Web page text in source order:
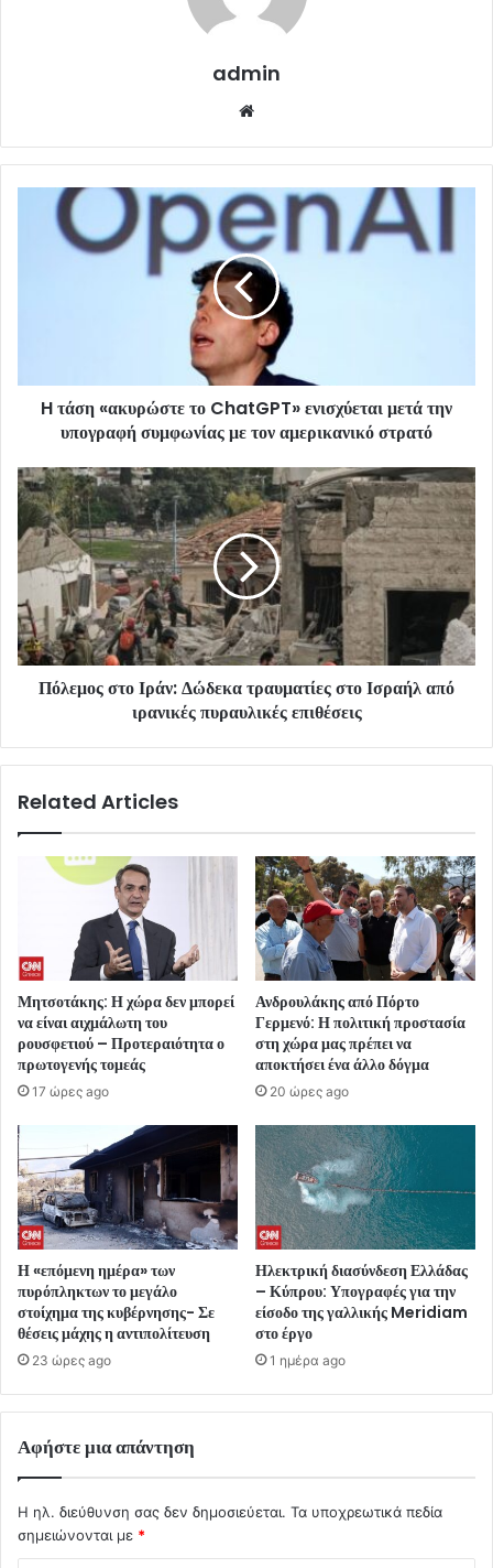
admin
H τάση «ακυρώστε το ChatGPT» ενισχύεται μετά την
υπογραφή συμφωνίας με τον αμερικανικό στρατό
Πόλεμος στο Ιράν: Δώδεκα τραυματίες στο Ισραήλ από
ιρανικές πυραυλικές επιθέσεις
Related Articles
Μητσοτάκης: Η χώρα δεν μπορεί
να είναι αιχμάλωτη του
ρουσφετιού – Προτεραιότητα ο
πρωτογενής τομεάς
17 ώρες ago
Ανδρουλάκης από Πόρτο
Γερμενό: Η πολιτική προστασία
στη χώρα μας πρέπει να
αποκτήσει ένα άλλο δόγμα
20 ώρες ago
Η «επόμενη ημέρα» των
πυρόπληκτων το μεγάλο
στοίχημα της κυβέρνησης- Σε
θέσεις μάχης η αντιπολίτευση
23 ώρες ago
Ηλεκτρική διασύνδεση Ελλάδας
– Κύπρου: Υπογραφές για την
είσοδο της γαλλικής Meridiam
στο έργο
1 ημέρα ago
Αφήστε μια απάντηση
Η ηλ. διεύθυνση σας δεν δημοσιεύεται. Τα υποχρεωτικά πεδία
σημειώνονται με *